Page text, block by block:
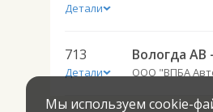
Детали
713
Детали
Вологда АВ
ООО "ВПБА
Мы используем cookie-